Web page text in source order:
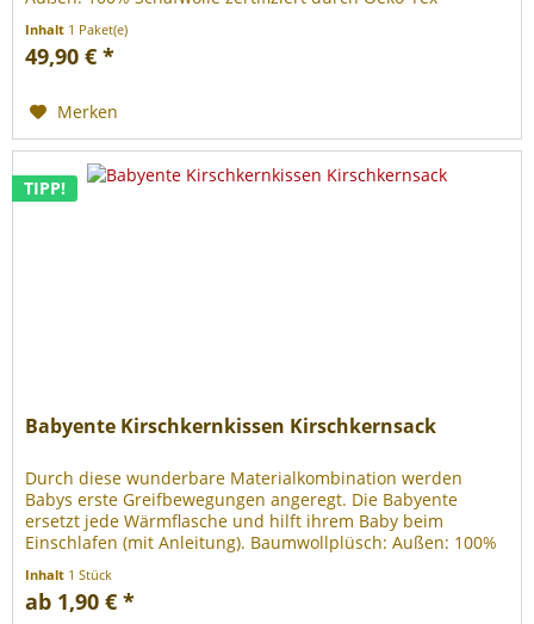
Inhalt 1 Paket(e)
49,90 € *
Merken
TIPP!
Babyente Kirschkernkissen Kirschkernsack
Durch diese wunderbare Materialkombination werden
Babys erste Greifbewegungen angeregt. Die Babyente
ersetzt jede Wärmflasche und hilft ihrem Baby beim
Einschlafen (mit Anleitung). Baumwollplüsch: Außen: 100%
Inhalt 1 Stück
ab 1,90 € *